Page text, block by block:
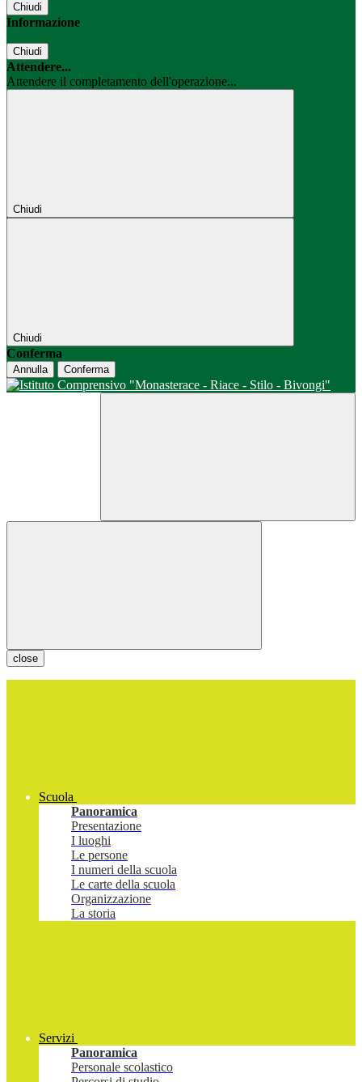
Chiudi
Informazione
Chiudi
Attendere...
Attendere il completamento dell'operazione...
Chiudi
Chiudi
Conferma
Annulla Conferma
close
Scuola
Panoramica
Presentazione
I luoghi
Le persone
I numeri della scuola
Le carte della scuola
Organizzazione
La storia
Servizi
Panoramica
Personale scolastico